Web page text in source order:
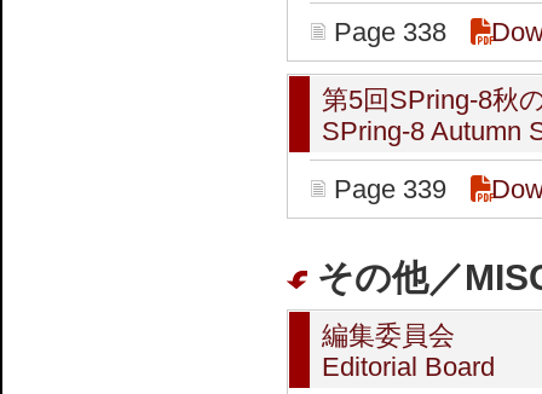
Page 338
第5回SPring-8秋
SPring-8 Autumn
Page 339
その他／
編集委員会
Editorial Board